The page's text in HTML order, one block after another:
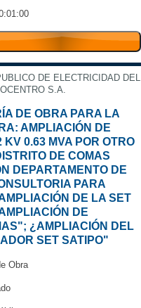
DE ELECTRICIDAD DEL
S.A.
DE OBRA PARA LA
AMPLIACIÓN DE
0.63 MVA POR OTRO
DE COMAS
DEPARTAMENTO DE
PARA
DE LA SET
DE
¿AMPLIACIÓN DEL
SET SATIPO"
Obra